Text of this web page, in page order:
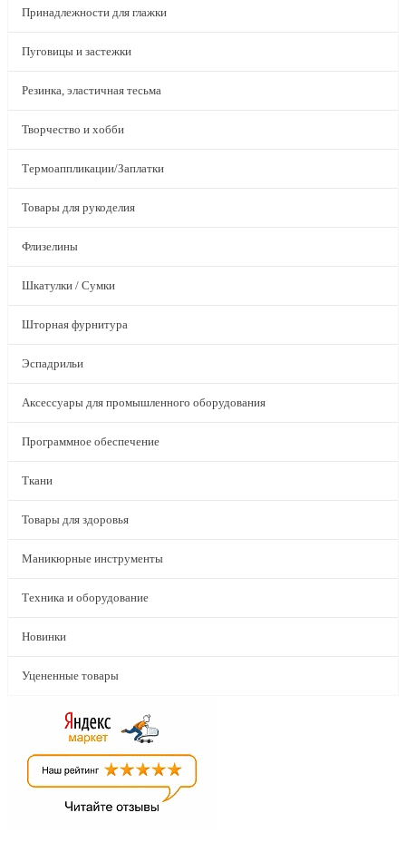
Принадлежности для глажки
Пуговицы и застежки
Резинка, эластичная тесьма
Творчество и хобби
Термоаппликации/Заплатки
Товары для рукоделия
Флизелины
Шкатулки / Сумки
Шторная фурнитура
Эспадрильи
Аксессуары для промышленного оборудования
Программное обеспечение
Ткани
Товары для здоровья
Маникюрные инструменты
Техника и оборудование
Новинки
Уцененные товары